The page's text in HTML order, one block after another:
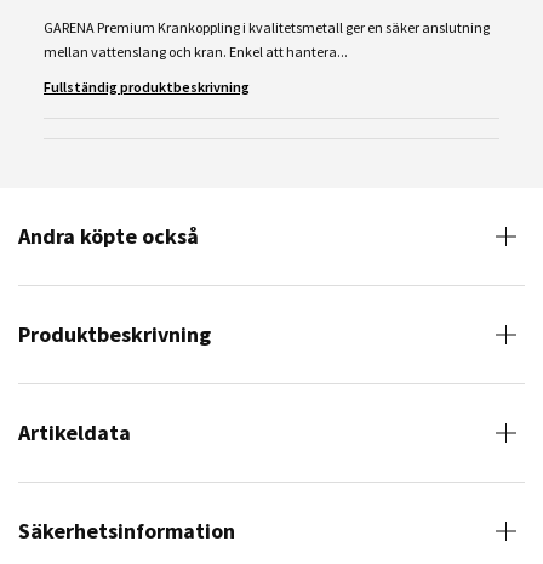
GARENA Premium Krankoppling i kvalitetsmetall ger en säker anslutning
mellan vattenslang och kran. Enkel att hantera...
Fullständig produktbeskrivning
Andra köpte också
Produktbeskrivning
Artikeldata
Säkerhetsinformation